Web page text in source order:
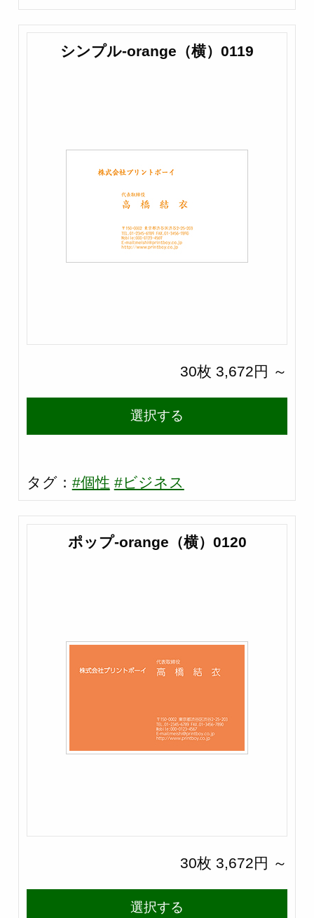
シンプル-orange（横）0119
30枚 3,672円 ～
選択する
タグ： #個性 #ビジネス
ポップ-orange（横）0120
30枚 3,672円 ～
選択する